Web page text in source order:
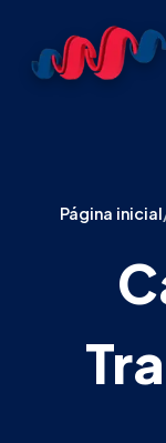
Página inicial